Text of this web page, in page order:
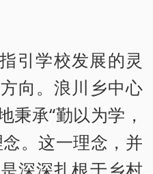
引学校发展的灵
向。浪川乡中心
秉承“勤以为学，
。这一理念，并